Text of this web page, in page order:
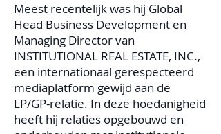
Meest recentelijk was hij Global
Head Business Development en
Managing Director van
INSTITUTIONAL REAL ESTATE, INC.,
een internationaal gerespecteerd
mediaplatform gewijd aan de
LP/GP-relatie. In deze hoedanigheid
heeft hij relaties opgebouwd en